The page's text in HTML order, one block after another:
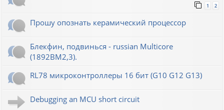
1 2
Прошу опознать керамический процессор
Блекфин, подвинься - russian Multicore
(1892ВМ2,3).
RL78 микроконтроллеры 16 бит (G10 G12 G13)
Debugging an MCU short circuit